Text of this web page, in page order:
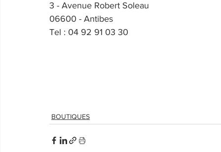
3 - Avenue Robert Soleau
06600 - Antibes
Tel : 04 92 91 03 30
BOUTIQUES